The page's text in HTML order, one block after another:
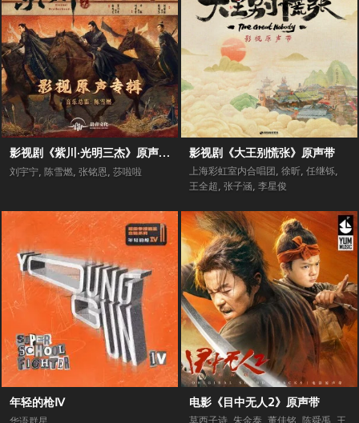
影视剧《紫川·光明三杰》原声专辑
刘宇宁, 陈雪燃, 张铭恩, 莎啦啦
影视剧《大王别慌张》原声带
上海彩虹室内合唱团 , 徐昕, 任继铄,
王全超, 张子涵, 李星俊
年轻的枪Ⅳ 电影《目中无人2》原声带